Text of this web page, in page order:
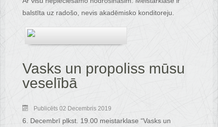
balstīta uz radošo, nevis akadēmisko konditoreju.
Vasks un propoliss mūsu
veselībā
Publicēts 02 Decembris 2019
6. Decembrī plkst. 19.00 meistarklase “Vasks un